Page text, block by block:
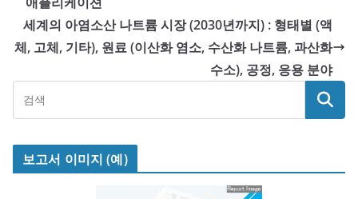
세계의 아염소산 나트륨 시장 (2030년까지) : 형태별 (액
체, 고체, 기타), 원료 (이산화 염소, 수산화 나트륨, 과산화
수소), 공정, 응용 분야
보고서 이미지 (예)